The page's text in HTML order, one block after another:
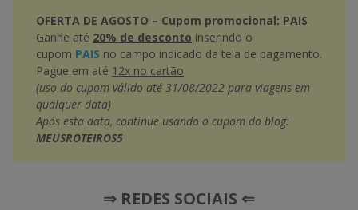
OFERTA DE AGOSTO – Cupom promocional: PAIS
Ganhe até 20% de desconto inserindo o
cupom PAIS no campo indicado da tela de pagamento.
Pague em até 12x no cartão.
(uso do cupom válido até 31/08/2022 para viagens em
qualquer data)
Após esta data, continue usando o cupom do blog:
MEUSROTEIROS5
⇒ REDES SOCIAIS ⇐